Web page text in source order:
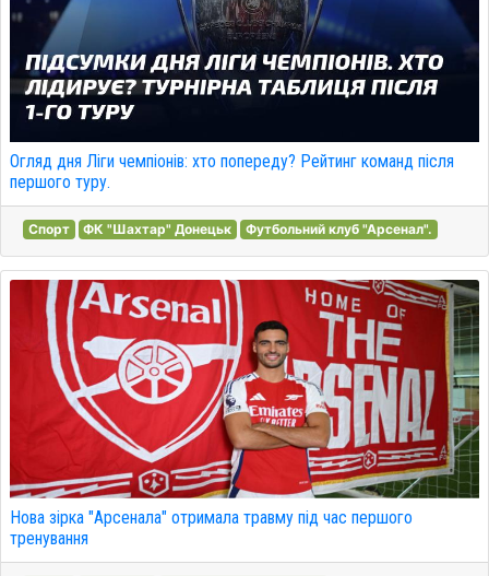
Огляд дня Ліги чемпіонів: хто попереду? Рейтинг команд після
першого туру.
Спорт ФК "Шахтар" Донецьк Футбольний клуб "Арсенал".
Нова зірка "Арсенала" отримала травму під час першого
тренування